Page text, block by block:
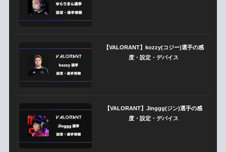
【VALORANT】kozzy(コジー)選手の感
度・設定・デバイス
【VALORANT】Jinggg(ジン)選手の感
度・設定・デバイス